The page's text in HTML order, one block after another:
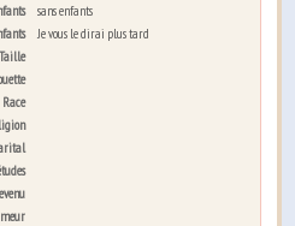
sans enfants
Je vous le dirai plus tard
Taille
Race